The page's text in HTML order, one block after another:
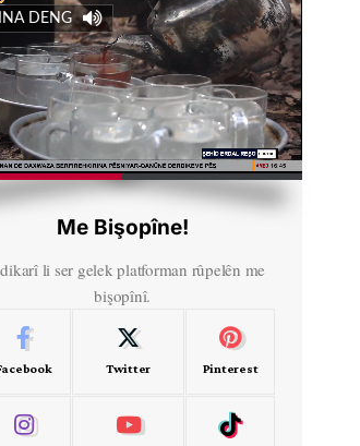
DENG
Me Bişopîne!
li ser gelek platforman rûpelên me
bişopînî.
Twitter Pinterest